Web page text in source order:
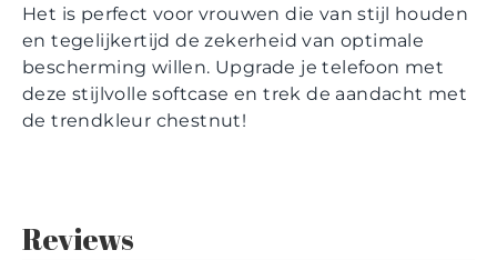
Het is perfect voor vrouwen die van stijl houden
en tegelijkertijd de zekerheid van optimale
bescherming willen. Upgrade je telefoon met
deze stijlvolle softcase en trek de aandacht met
de trendkleur chestnut!
Reviews